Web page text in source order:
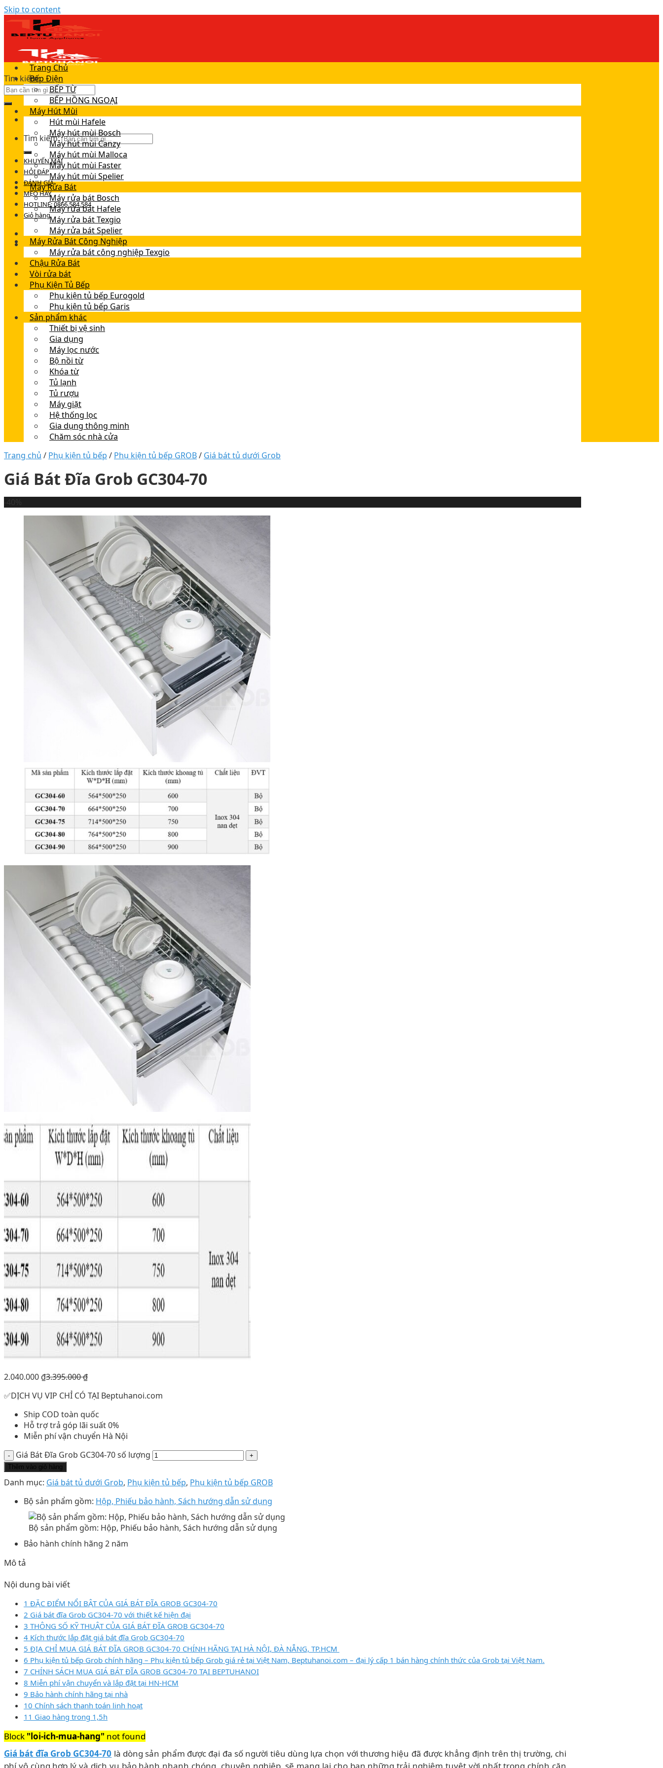
Skip to content
Tìm kiếm:
Tìm kiếm:
KHUYẾN MÃI
HỎI ĐÁP
ĐÁNH GIÁ
MẸO HAY
HOTLINE: 0866.584.584
Giỏ hàng
Trang Chủ
Bếp Điện
BẾP TỪ
BẾP HỒNG NGOẠI
Máy Hút Mùi
Hút mùi Hafele
Máy hút mùi Bosch
Máy hút mùi Canzy
Máy hút mùi Malloca
Máy hút mùi Faster
Máy hút mùi Spelier
Máy Rửa Bát
Máy rửa bát Bosch
Máy rửa bát Hafele
Máy rửa bát Texgio
Máy rửa bát Spelier
Máy Rửa Bát Công Nghiệp
Máy rửa bát công nghiệp Texgio
Chậu Rửa Bát
Vòi rửa bát
Phụ Kiện Tủ Bếp
Phụ kiện tủ bếp Eurogold
Phụ kiện tủ bếp Garis
Sản phẩm khác
Thiết bị vệ sinh
Gia dụng
Máy lọc nước
Bộ nồi từ
Khóa từ
Tủ lạnh
Tủ rượu
Máy giặt
Hệ thống lọc
Gia dụng thông minh
Chăm sóc nhà cửa
Trang chủ / Phụ kiện tủ bếp / Phụ kiện tủ bếp GROB/ Giá bát tủ dưới Grob
Giá Bát Đĩa Grob GC304-70
2.040.000 ₫3.395.000₫
✅DỊCH VỤ VIP CHỈ CÓ TẠI Beptuhanoi.com
Ship COD toàn quốc
Hỗ trợ trả góp lãi suất 0%
Miễn phí vận chuyển Hà Nội
Giá Bát Đĩa Grob GC304-70 số lượng
Thêm vào giỏ hàng
Danh mục: Giá bát tủ dưới Grob, Phụ kiện tủ bếp, Phụ kiện tủ bếp GROB
Bộ sản phẩm gồm: Hộp, Phiếu bảo hành, Sách hướng dẫn sử dụng
Bộ sản phẩm gồm: Hộp, Phiếu bảo hành, Sách hướng dẫn sử dụng
Bảo hành chính hãng 2 năm
Mô tả
Nội dung bài viết
1 ĐẶC ĐIỂM NỔI BẬT CỦA GIÁ BÁT ĐĨA GROB GC304-70
2 Giá bát đĩa Grob GC304-70 với thiết kế hiện đại
3 THÔNG SỐ KỸ THUẬT CỦA GIÁ BÁT ĐĨA GROB GC304-70
4 Kích thước lắp đặt giá bát đĩa Grob GC304-70
5 ĐỊA CHỈ MUA GIÁ BÁT ĐĨA GROB GC304-70 CHÍNH HÃNG TẠI HÀ NỘI, ĐÀ NẴNG, TP.HCM
6 Phụ kiện tủ bếp Grob chính hãng – Phụ kiện tủ bếp Grob giá rẻ tại Việt Nam, Beptuhanoi.com – đại lý cấp 1 bán hàng chính thức của Grob tại Việt Nam.
7 CHÍNH SÁCH MUA GIÁ BÁT ĐĨA GROB GC304-70 TẠI BEPTUHANOI
8 Miễn phí vận chuyển và lắp đặt tại HN-HCM
9 Bảo hành chính hãng tại nhà
10 Chính sách thanh toán linh hoạt
11 Giao hàng trong 1,5h
Block "loi-ich-mua-hang" not found
Giá bát đĩa Grob GC304-70 là dòng sản phẩm được đại đa số người tiêu dùng lựa chọn với thương hiệu đã được khẳng định trên thị trường, chi